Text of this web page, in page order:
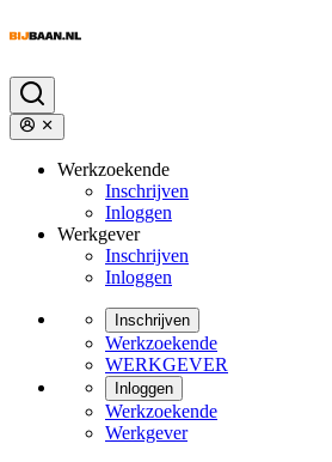
Werkzoekende
Inschrijven
Inloggen
Werkgever
Inschrijven
Inloggen
Inschrijven
Werkzoekende
WERKGEVER
Inloggen
Werkzoekende
Werkgever